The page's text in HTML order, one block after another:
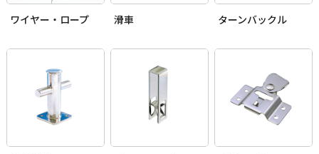
ワイヤー・ロープ 滑車 ターンバックル